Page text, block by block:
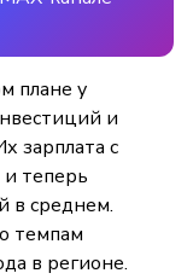
плане у
и
зарплата с
и теперь
в среднем.
темпам
в регионе.